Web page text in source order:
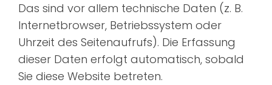
Das sind vor allem technische Daten (z. B.
Internetbrowser, Betriebssystem oder
Uhrzeit des Seitenaufrufs). Die Erfassung
dieser Daten erfolgt automatisch, sobald
Sie diese Website betreten.